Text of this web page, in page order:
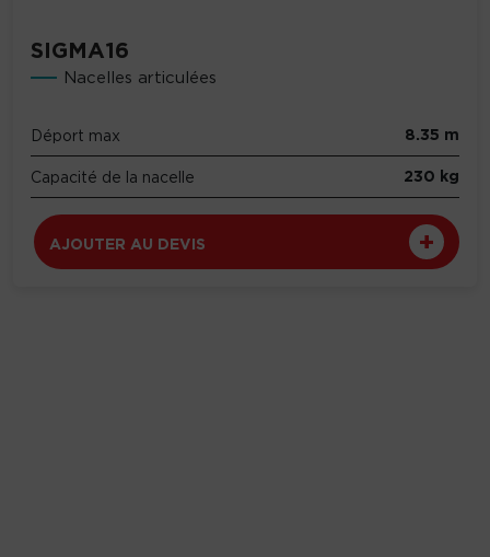
SIGMA16
Nacelles articulées
Déport max 8.35 m
Capacité de la nacelle 230 kg
AJOUTER AU DEVIS